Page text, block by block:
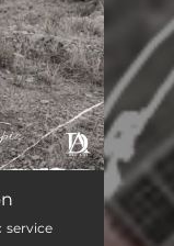
03:14
service